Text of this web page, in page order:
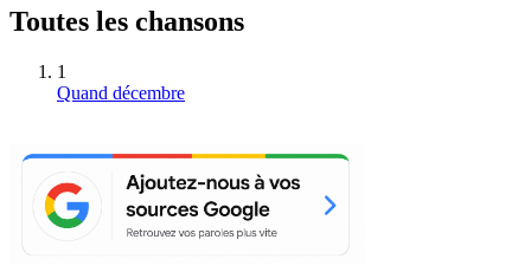
Toutes les chansons
1
Quand décembre